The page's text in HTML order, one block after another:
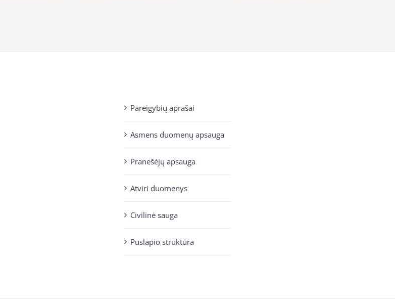
Pareigybių aprašai
Asmens duomenų apsauga
Pranešėjų apsauga
Atviri duomenys
Civilinė sauga
Puslapio struktūra